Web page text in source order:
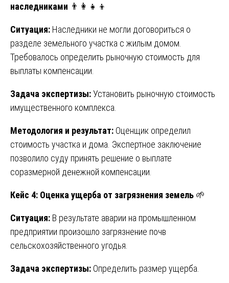
наследниками 👨‍👩‍👧‍👦
Ситуация: Наследники не могли договориться о
разделе земельного участка с жилым домом.
Требовалось определить рыночную стоимость для
выплаты компенсации.
Задача экспертизы:Установить рыночную стоимость
имущественного комплекса.
Методология и результат: Оценщик определил
стоимость участка и дома. Экспертное заключение
позволило суду принять решение о выплате
соразмерной денежной компенсации.
Кейс 4: Оценка ущерба от загрязнения земель 🌱
Ситуация: В результате аварии на промышленном
предприятии произошло загрязнение почв
сельскохозяйственного угодья.
Задача экспертизы: Определить размер ущерба.